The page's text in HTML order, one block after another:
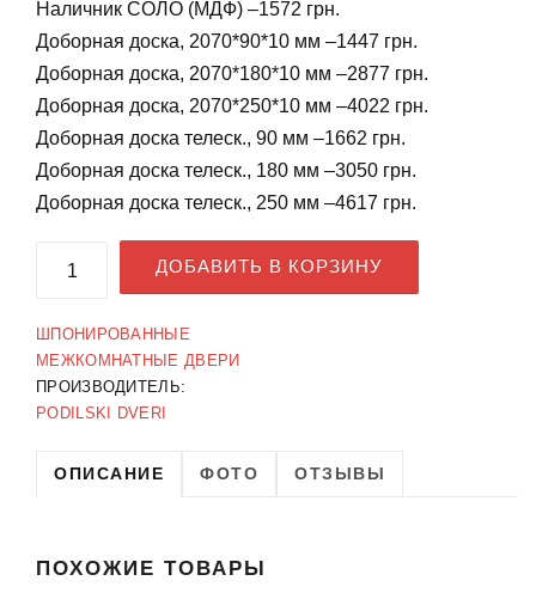
Наличник СОЛО (МДФ) –1572 грн.
Доборная доска, 2070*90*10 мм –1447 грн.
Доборная доска, 2070*180*10 мм –2877 грн.
Доборная доска, 2070*250*10 мм –4022 грн.
Доборная доска телеск., 90 мм –1662 грн.
Доборная доска телеск., 180 мм –3050 грн.
Доборная доска телеск., 250 мм –4617 грн.
ДОБАВИТЬ В КОРЗИНУ
ШПОНИРОВАННЫЕ
МЕЖКОМНАТНЫЕ ДВЕРИ
ПРОИЗВОДИТЕЛЬ:
PODILSKI DVERI
ОПИСАНИЕ ФОТО ОТЗЫВЫ
ПОХОЖИЕ ТОВАРЫ